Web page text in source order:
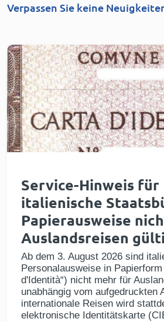
Verpassen Sie keine
Service-Hinweis für
italienische
Papierausweise
Auslandsreisen
Ab dem 3. August 2026 sind
Personalausweise in Papierform
d'Identità“) nicht mehr für
unabhängig vom aufgedruckten
internationale Reisen wird
elektronische Identitätskarte